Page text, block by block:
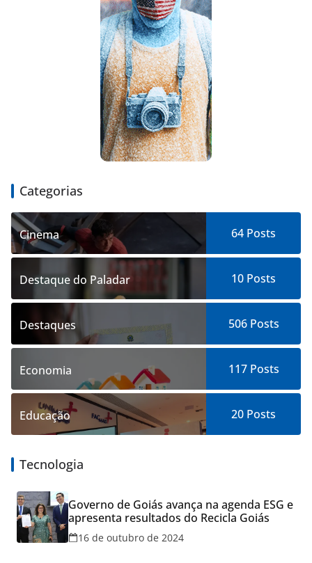
Categorias
Cinema 64 Posts
Destaque do Paladar 10 Posts
Destaques 506Posts
Economia 117Posts
Educação 20 Posts
Tecnologia
Governo de Goiás avança na agenda ESG e
apresenta resultados do Recicla Goiás
16 de outubro de 2024